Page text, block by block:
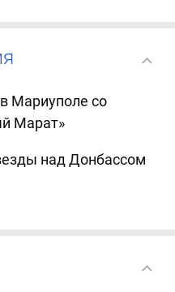
Мариуполе со
Марат»
над Донбассом